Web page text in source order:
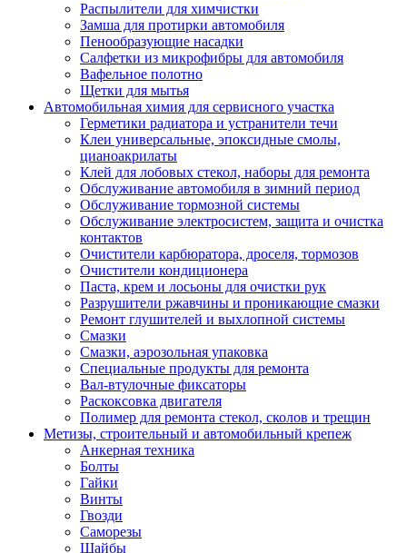
Распылители для химчистки
Замша для протирки автомобиля
Пенообразующие насадки
Салфетки из микрофибры для автомобиля
Вафельное полотно
Щетки для мытья
Автомобильная химия для сервисного участка
Герметики радиатора и устранители течи
Клеи универсальные, эпоксидные смолы,
цианоакрилаты
Клей для лобовых стекол, наборы для ремонта
Обслуживание автомобиля в зимний период
Обслуживание тормозной системы
Обслуживание электросистем, защита и очистка
контактов
Очистители карбюратора, дроселя, тормозов
Очистители кондиционера
Паста, крем и лосьоны для очистки рук
Разрушители ржавчины и проникающие смазки
Ремонт глушителей и выхлопной системы
Смазки
Смазки, аэрозольная упаковка
Специальные продукты для ремонта
Вал-втулочные фиксаторы
Раскоксовка двигателя
Полимер для ремонта стекол, сколов и трещин
Метизы, строительный и автомобильный крепеж
Анкерная техника
Болты
Гайки
Винты
Гвозди
Саморезы
Шайбы